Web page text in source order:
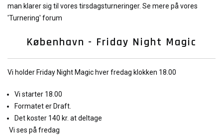
man klarer sig til vores tirsdagsturneringer. Se mere på vores
'Turnering' forum
København - Friday Night Magic
Vi holder Friday Night Magic hver fredag klokken 18.00
Vi starter 18.00
Formatet er Draft.
Det koster 140 kr. at deltage
Vi ses på fredag